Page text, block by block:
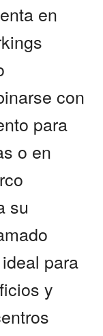
en
con
para
o en
su
para
y